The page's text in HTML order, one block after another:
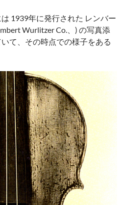
1939年に発行された レンバー
Wurlitzer Co.、) の写真添
て、その時点での様子をある